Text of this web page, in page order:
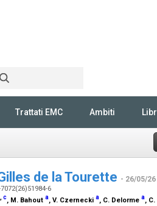
Trattati EMC Ambiti
de la Tourette - 26/05/26
6
,c, M. Bahout a, V. Czernecki a, C. Delorme a,